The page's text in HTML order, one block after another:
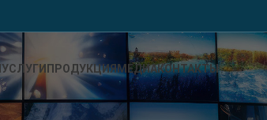
УСЛУГИ ПРОДУКЦИЯМЕДИАКОНТАКТЫ